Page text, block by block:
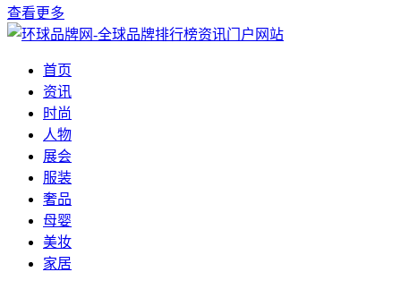
查看更多
首页
资讯
时尚
人物
展会
服装
奢品
母婴
美妆
家居